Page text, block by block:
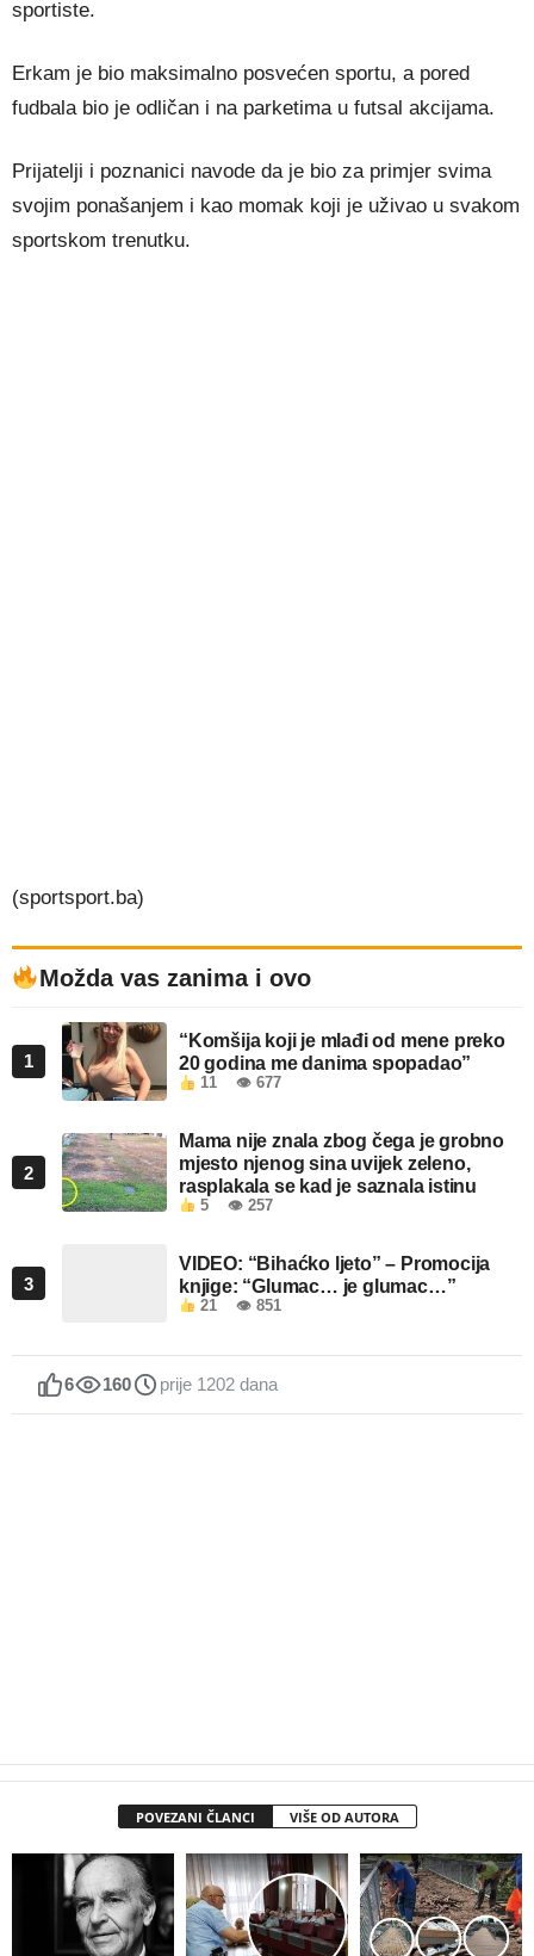
sportiste.
Erkam je bio maksimalno posvećen sportu, a pored
fudbala bio je odličan i na parketima u futsal akcijama.
Prijatelji i poznanici navode da je bio za primjer svima
svojim ponašanjem i kao momak koji je uživao u svakom
sportskom trenutku.
(sportsport.ba)
Možda vas zanima i ovo
1
“Komšija koji je mlađi od mene preko
20 godina me danima spopadao”
11 👁 677
2
Mama nije znala zbog čega je grobno
mjesto njenog sina uvijek zeleno,
rasplakala se kad je saznala istinu
5 👁 257
3
VIDEO: “Bihaćko ljeto” – Promocija
knjige: “Glumac… je glumac…”
21 👁 851
6 160 prije 1202 dana
POVEZANI ČLANCI VIŠE OD AUTORA